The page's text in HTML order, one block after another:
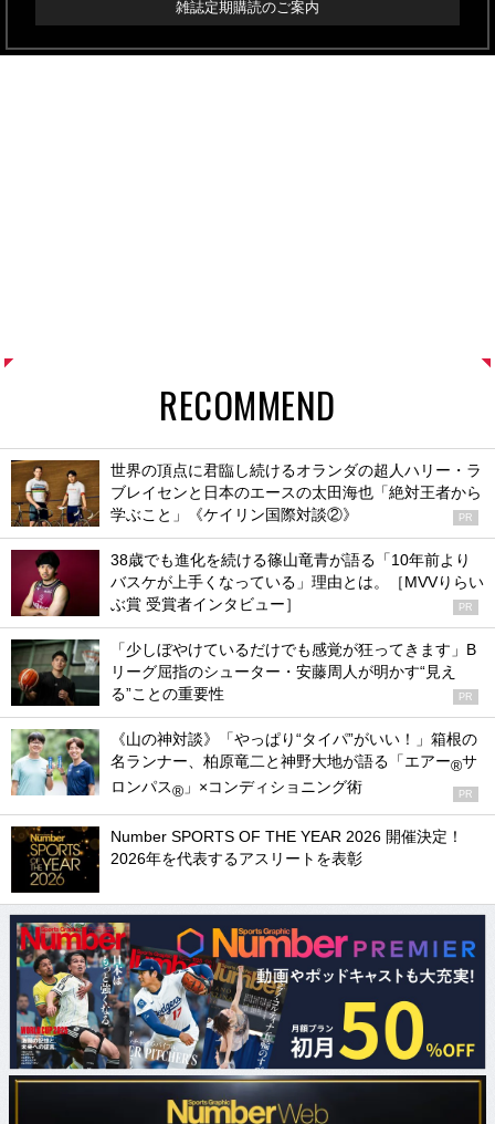
雑誌定期購読のご案内
RECOMMEND
世界の頂点に君臨し続けるオランダの超人ハリー・ラ
ブレイセンと日本のエースの太田海也「絶対王者から
学ぶこと」《ケイリン国際対談②》
PR
38歳でも進化を続ける篠山竜青が語る「10年前より
バスケが上手くなっている」理由とは。［MVVりらい
ぶ賞 受賞者インタビュー］
PR
「少しぼやけているだけでも感覚が狂ってきます」B
リーグ屈指のシューター・安藤周人が明かす“見え
る”ことの重要性
PR
《山の神対談》「やっぱり“タイパ”がいい！」箱根の
名ランナー、柏原竜二と神野大地が語る「エアー®サ
ロンパス® 」×コンディショニング術 PR
Number SPORTS OF THE YEAR 2026 開催決定！
2026年を代表するアスリートを表彰